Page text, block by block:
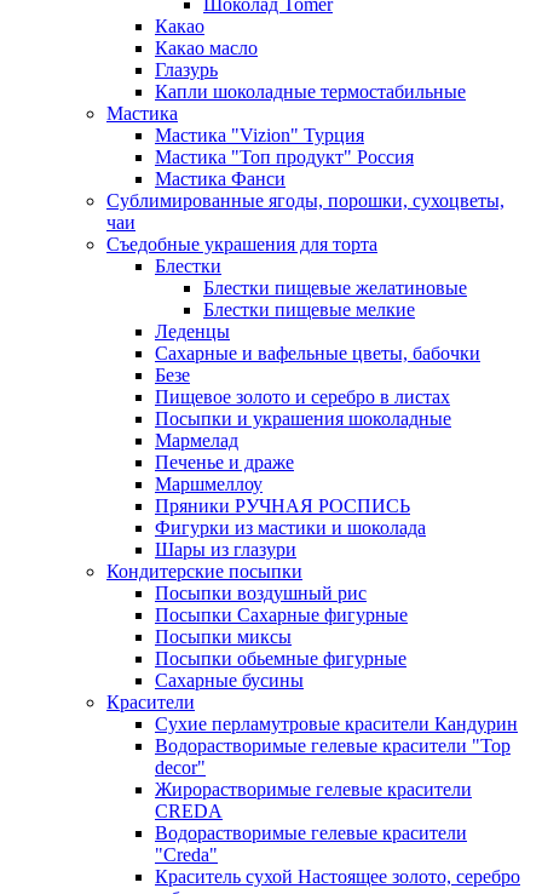
Шоколад Tomer
Какао
Какао масло
Глазурь
Капли шоколадные термостабильные
Мастика
Мастика "Vizion" Турция
Мастика "Топ продукт" Россия
Мастика Фанси
Сублимированные ягоды, порошки, сухоцветы,
чаи
Съедобные украшения для торта
Блестки
Блестки пищевые желатиновые
Блестки пищевые мелкие
Леденцы
Сахарные и вафельные цветы, бабочки
Безе
Пищевое золото и серебро в листах
Посыпки и украшения шоколадные
Мармелад
Печенье и драже
Маршмеллоу
Пряники РУЧНАЯ РОСПИСЬ
Фигурки из мастики и шоколада
Шары из глазури
Кондитерские посыпки
Посыпки воздушный рис
Посыпки Сахарные фигурные
Посыпки миксы
Посыпки обьемные фигурные
Сахарные бусины
Красители
Сухие перламутровые красители Кандурин
Водорастворимые гелевые красители "Top
decor"
Жирорастворимые гелевые красители
CREDA
Водорастворимые гелевые красители
"Creda"
Краситель сухой Настоящее золото, серебро